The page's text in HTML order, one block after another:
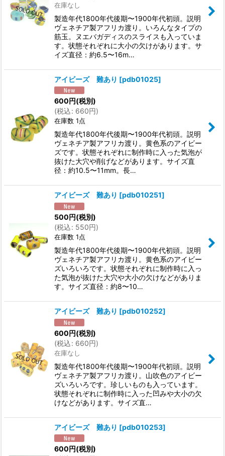
在庫なし
製造年代1800年代後期〜1900年代初頭。説明
ヴェネチア製アフリカ渡り。いろんなタイプの
筋玉。ヌエバガディスのスライスも入っていま
す。状態それぞれに大小の欠けがあります。サ
イズ直径：約6.5〜16m…
アイビーズ 難あり [pdb01025]
600 円(税別)
(税込: 660円)
在庫数 1点
製造年代1800年代後期〜1900年代初頭。説明
ヴェネチア製アフリカ渡り。黄色系のアイビー
ズです。状態それぞれに制作時に入った気泡が
抜けた大穴や削げなどがあります。サイズ直
径：約10.5〜11mm。長…
アイビーズ 難あり [pdb010251]
500円(税別)
(税込: 550円)
在庫数 1点
製造年代1800年代後期〜1900年代初頭。説明
ヴェネチア製アフリカ渡り。黄色系のアイビー
ズいろいろです。状態それぞれに制作時に入っ
た気泡が抜けた大穴や大小の欠けなどがありま
す。サイズ直径：約8〜10…
アイビーズ 難あり [pdb010252]
600円(税別)
(税込: 660円)
在庫なし
製造年代1800年代後期〜1900年代初頭。説明
ヴェネチア製アフリカ渡り。山吹色のアイビー
ズいろいろです。珍しいものも入っています。
状態それぞれに制作時に入った凹みや大小の欠
けなどがあります。サイズ直…
アイビーズ 難あり [pdb010253]
600 円(税別)